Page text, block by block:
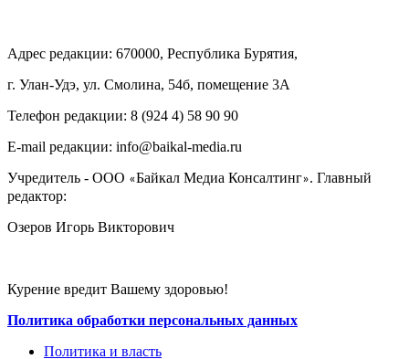
Адрес редакции: 670000, Республика Бурятия,
г. Улан-Удэ, ул. Смолина, 54б, помещение 3А
Телефон редакции: ‎‎8 (924 4) 58 90 90
E-mail редакции: info@baikal-media.ru
Учредитель - ООО «Байкал Медиа Консалтинг». Главный
редактор:
Озеров Игорь Викторович
Курение вредит Вашему здоровью!
Политика обработки персональных данных
Политика и власть